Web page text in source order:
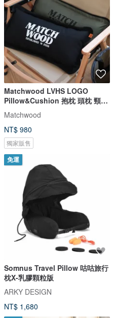
Matchwood LVHS LOGO
Pillow&Cushion 抱枕 頭枕 頸枕
腰靠
Matchwood
NT$ 980
獨家販售
免運
Somnus Travel Pillow 咕咕旅行
枕X-乳膠顆粒版
ARKY DESIGN
NT$ 1,680